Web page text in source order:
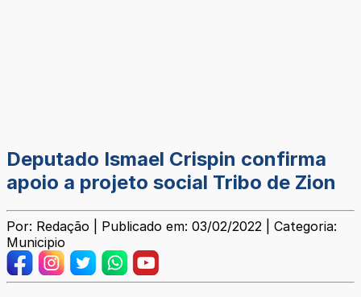
Deputado Ismael Crispin confirma
apoio a projeto social Tribo de Zion
Por: Redação | Publicado em: 03/02/2022 | Categoria:
Municipio